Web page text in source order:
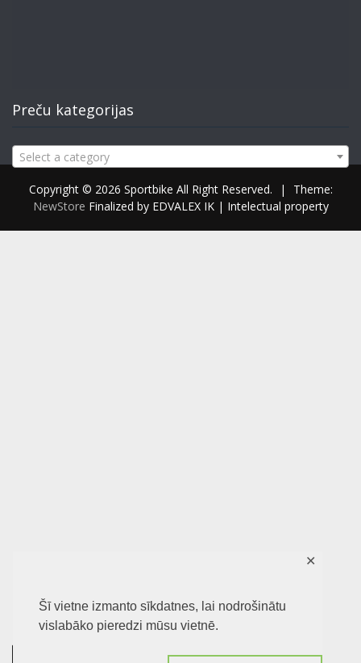
Šī vietne izmanto sīkdatnes, lai nodrošinātu
vislabāko pieredzi mūsu vietnē.
✕
Preču kategorijas
Select a category
Copyright © 2026 Sportbike All Right Reserved. |
Theme:
NewStore Finalized by EDVALEX IK | Intelectual property